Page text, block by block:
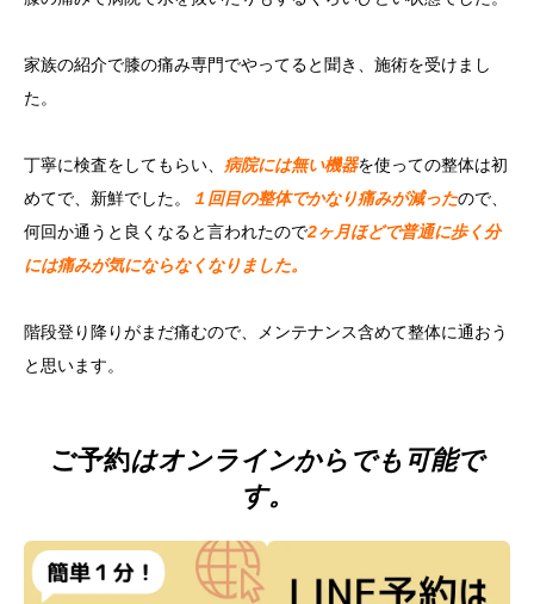
家族の紹介で膝の痛み専門でやってると聞き、施術を受けまし
た。
丁寧に検査をしてもらい、 病院には無い機器を使っての整体は初
めてで、新鮮でした。
１回目の整体でかなり痛みが減ったので、
何回か通うと良くなると言われたので2ヶ月ほどで普通に歩く分
には痛みが気にならなくなりました。
階段登り降りがまだ痛むので、メンテナンス含めて整体に通おう
と思います。
ご予約はオンラインからでも可能で
す。